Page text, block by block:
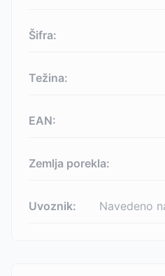
Šifra:
Težina:
EAN:
Zemlja porekla:
Uvoznik: Navedeno